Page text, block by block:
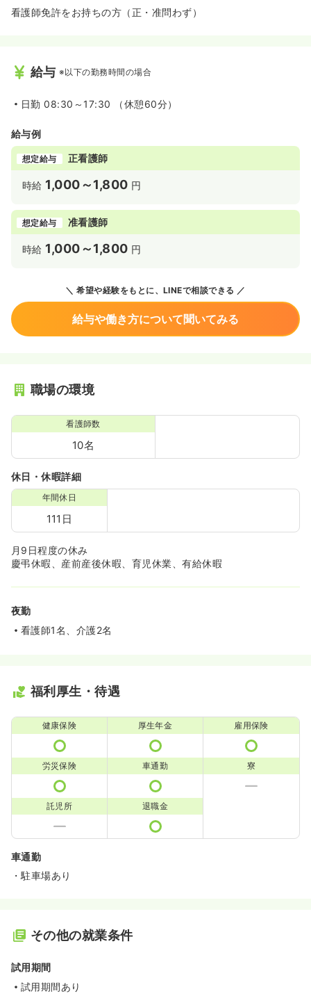
看護師免許をお持ちの方（正・准問わず）
給与 ※以下の勤務時間の場合
日勤 08:30～17:30 （休憩60分）
給与例
想定給与 正看護師
時給 1,000～1,800 円
想定給与 准看護師
時給 1,000～1,800 円
希望や経験をもとに、LINEで相談できる
給与や働き方について聞いてみる
職場の環境
看護師数
10名
休日・休暇詳細
年間休日
111日
月9日程度の休み
慶弔休暇、産前産後休暇、育児休業、有給休暇
夜勤
看護師1名、介護2名
福利厚生・待遇
健康保険 厚生年金 雇用保険
労災保険 車通勤 寮
託児所 退職金
車通勤
・駐車場あり
その他の就業条件
試用期間
試用期間あり